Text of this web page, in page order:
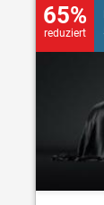
65%
reduziert